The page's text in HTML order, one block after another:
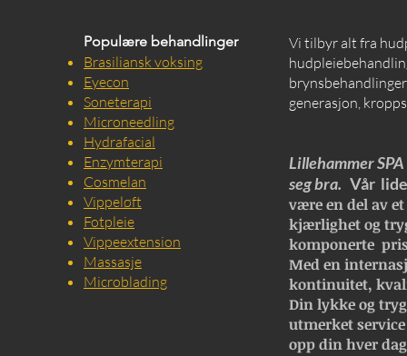
Populære behandlinger
Brasiliansk voksing
Eyecon
Soneterapi
Microneedling
Hydrafacial
Enzymterapi
Cosmelan
Vippeløft
Fotpleie
Vippeextension
Massasje
Microblading
Vi tilbyr alt fra
generasjon,
Lillehammer
seg bra. Vår
være en del av
kjærlighet og
komponerte
Med en
kontinuitet,
Din lykke og
utmerket
opp din hver